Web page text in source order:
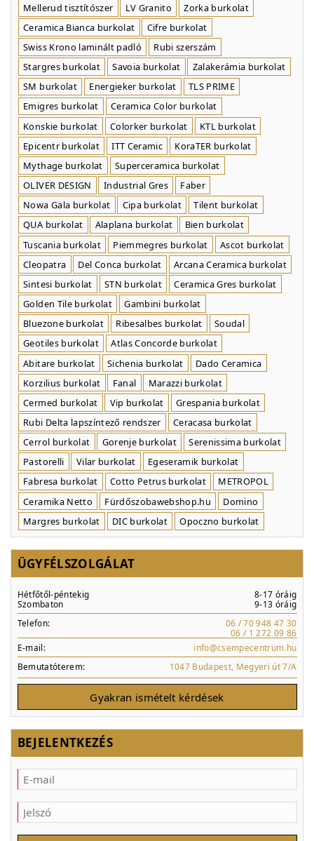
Mellerud tisztítószer
LV Granito
Zorka burkolat
Ceramica Bianca burkolat
Cifre burkolat
Swiss Krono laminált padló
Rubi szerszám
Stargres burkolat
Savoia burkolat
Zalakerámia burkolat
SM burkolat
Energieker burkolat
TLS PRIME
Emigres burkolat
Ceramica Color burkolat
Konskie burkolat
Colorker burkolat
KTL burkolat
Epicentr burkolat
ITT Ceramic
KoraTER burkolat
Mythage burkolat
Superceramica burkolat
OLIVER DESIGN
Industrial Gres
Faber
Nowa Gala burkolat
Cipa burkolat
Tilent burkolat
QUA burkolat
Alaplana burkolat
Bien burkolat
Tuscania burkolat
Piemmegres burkolat
Ascot burkolat
Cleopatra
Del Conca burkolat
Arcana Ceramica burkolat
Sintesi burkolat
STN burkolat
Ceramica Gres burkolat
Golden Tile burkolat
Gambini burkolat
Bluezone burkolat
Ribesalbes burkolat
Soudal
Geotiles burkolat
Atlas Concorde burkolat
Abitare burkolat
Sichenia burkolat
Dado Ceramica
Korzilius burkolat
Fanal
Marazzi burkolat
Cermed burkolat
Vip burkolat
Grespania burkolat
Rubi Delta lapszíntező rendszer
Ceracasa burkolat
Cerrol burkolat
Gorenje burkolat
Serenissima burkolat
Pastorelli
Vilar burkolat
Egeseramik burkolat
Fabresa burkolat
Cotto Petrus burkolat
METROPOL
Ceramika Netto
Fürdőszobawebshop.hu
Domino
Margres burkolat
DIC burkolat Opoczno burkolat
ÜGYFÉLSZOLGÁLAT
Hétfőtől-péntekig
8-17 óráig
Szombaton
9-13 óráig
Telefon:
06 / 70 948 47 30
06 / 1 272 09 86
E-mail:
info@csempecentrum.hu
Bemutatóterem:
1047 Budapest, Megyeri út 7/A
Gyakran ismételt kérdések
BEJELENTKEZÉS